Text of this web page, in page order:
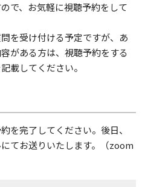
で、お気軽に視聴予約をして
を受け付ける予定ですが、あ
がある方は、視聴予約をする
載してください。
を完了してください。後日、
てお送りいたします。（zoom